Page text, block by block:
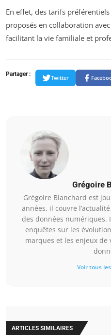
En effet, des tarifs
proposés en collaboration
facilitant la vie familiale et
Partager :
Twitter
Grégoire
Grégoire Blanchard est
années, il couvre
des données numériques.
enquêtes sur les
marques et les enjeux de
Voir tous
ARTICLES SIMILAIRES